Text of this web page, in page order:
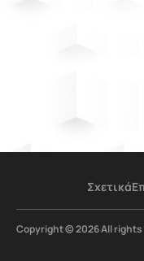
Σχετικά
Copyright © 2026 All